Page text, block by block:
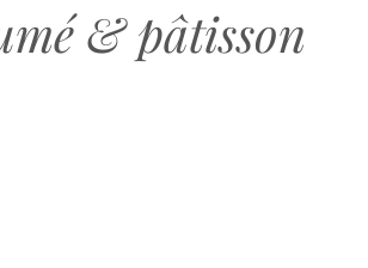
& pâtisson